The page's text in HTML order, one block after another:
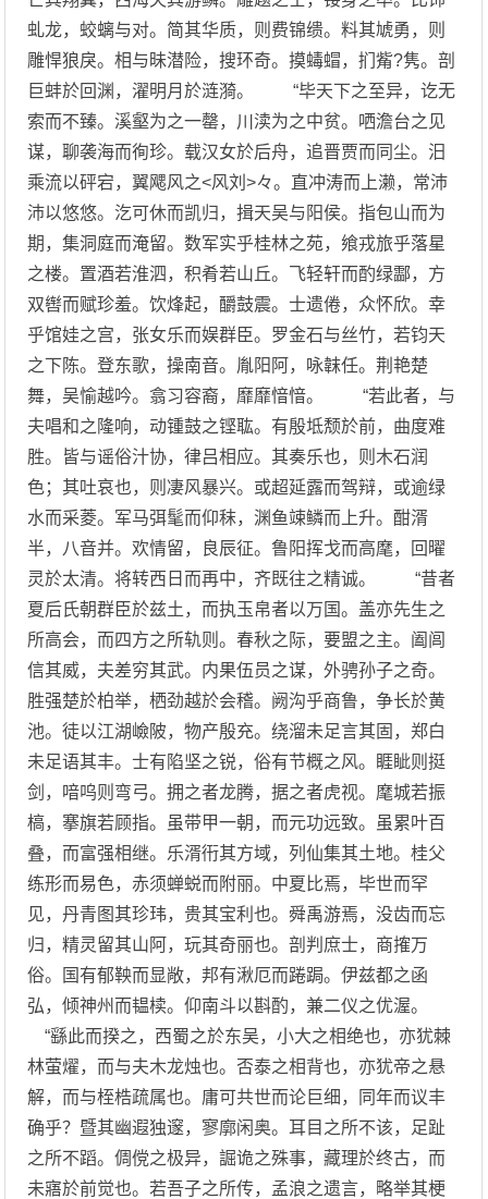
虬龙，蛟螭与对。简其华质，则费锦缋。料其虓勇，则
雕悍狼戾。相与昧潜险，搜环奇。摸蝳蝐，扪觜?隽。剖
巨蚌於回渊，濯明月於涟漪。 “毕天下之至异，讫无
索而不臻。溪壑为之一罄，川渎为之中贫。哂澹台之见
谋，聊袭海而徇珍。载汉女於后舟，追晋贾而同尘。汨
乘流以砰宕，翼飔风之<风刘>々。直冲涛而上濑，常沛
沛以悠悠。汔可休而凯归，揖天吴与阳侯。指包山而为
期，集洞庭而淹留。数军实乎桂林之苑，飨戎旅乎落星
之楼。置酒若淮泗，积肴若山丘。飞轻轩而酌绿酃，方
双辔而赋珍羞。饮烽起，釂鼓震。士遗倦，众怀欣。幸
乎馆娃之宫，张女乐而娱群臣。罗金石与丝竹，若钧天
之下陈。登东歌，操南音。胤阳阿，咏韎任。荆艳楚
舞，吴愉越吟。翕习容裔，靡靡愔愔。 “若此者，与
夫唱和之隆响，动锺鼓之铿耾。有殷坻颓於前，曲度难
胜。皆与谣俗汁协，律吕相应。其奏乐也，则木石润
色；其吐哀也，则凄风暴兴。或超延露而驾辩，或逾绿
水而采菱。军马弭髦而仰秣，渊鱼竦鳞而上升。酣湑
半，八音并。欢情留，良辰征。鲁阳挥戈而高麾，回曜
灵於太清。将转西日而再中，齐既往之精诚。 “昔者
夏后氏朝群臣於兹土，而执玉帛者以万国。盖亦先生之
所高会，而四方之所轨则。春秋之际，要盟之主。阖闾
信其威，夫差穷其武。内果伍员之谋，外骋孙子之奇。
胜强楚於柏举，栖劲越於会稽。阙沟乎商鲁，争长於黄
池。徒以江湖嶮陂，物产殷充。绕溜未足言其固，郑白
未足语其丰。士有陷坚之锐，俗有节概之风。睚眦则挺
剑，喑呜则弯弓。拥之者龙腾，据之者虎视。麾城若振
槁，搴旗若顾指。虽带甲一朝，而元功远致。虽累叶百
叠，而富强相继。乐湑衎其方域，列仙集其土地。桂父
练形而易色，赤须蝉蜕而附丽。中夏比焉，毕世而罕
见，丹青图其珍玮，贵其宝利也。舜禹游焉，没齿而忘
归，精灵留其山阿，玩其奇丽也。剖判庶士，商搉万
俗。国有郁鞅而显敞，邦有湫厄而踡跼。伊兹都之函
弘，倾神州而韫椟。仰南斗以斟酌，兼二仪之优渥。
“繇此而揆之，西蜀之於东吴，小大之相绝也，亦犹棘
林萤燿，而与夫木龙烛也。否泰之相背也，亦犹帝之悬
解，而与桎梏疏属也。庸可共世而论巨细，同年而议丰
确乎？暨其幽遐独邃，寥廓闲奥。耳目之所不该，足趾
之所不蹈。倜傥之极异，誳诡之殊事，藏理於终古，而
未寤於前觉也。若吾子之所传，孟浪之遗言，略举其梗